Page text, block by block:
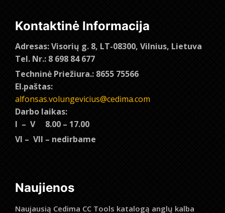
Kontaktinė Informacija
Adresas: Visorių g. 8, LT-08300, Vilnius, Lietuva
Tel. Nr.: 8 698 84 677
Techninė Priežiura.: 8655 75566
El.paštas:
alfonsas.volungevicius@cedima.com
Darbo laikas:
I – V 8.00 – 17.00
VI – VII – nedirbame
Naujienos
Naujausią Cedima CC Tools katalogą anglų kalba